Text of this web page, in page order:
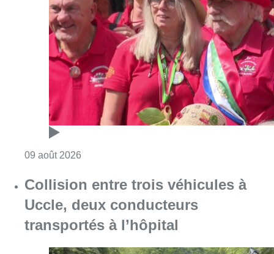
09 août 2026
Collision entre trois véhicules à
Uccle, deux conducteurs
transportés à l’hôpital